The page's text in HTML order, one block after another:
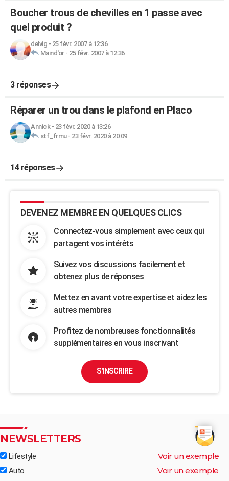
Boucher trous de chevilles en 1 passe avec
quel produit ?
delvig - 25 févr. 2007 à 12:36
Maind'or- 25 févr. 2007 à 12:36
3 réponses
Réparer un trou dans le plafond en Placo
Annick- 23 févr. 2020 à 13:26
stf_frmu- 23 févr. 2020 à 20:09
14 réponses
DEVENEZ MEMBRE EN QUELQUES CLICS
Connectez-vous simplement avec ceux qui
partagent vos intérêts
Suivez vos discussions facilement et
obtenez plus de réponses
Mettez en avant votre expertise et aidez les
autres membres
Profitez de nombreuses fonctionnalités
supplémentaires en vous inscrivant
S'INSCRIRE
NEWSLETTERS
Lifestyle Voir un exemple
Auto Voir un exemple